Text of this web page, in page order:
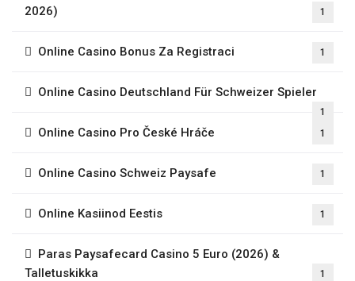
2026) 1
Online Casino Bonus Za Registraci 1
Online Casino Deutschland Für Schweizer Spieler
1
Online Casino Pro České Hráče 1
Online Casino Schweiz Paysafe 1
Online Kasiinod Eestis 1
Paras Paysafecard Casino 5 Euro (2026) &
Talletuskikka
1